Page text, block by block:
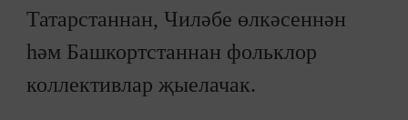
Татарстаннан, Чиләбе өлкәсеннән
һәм Башкортстаннан фольклор
коллективлар җыелачак.